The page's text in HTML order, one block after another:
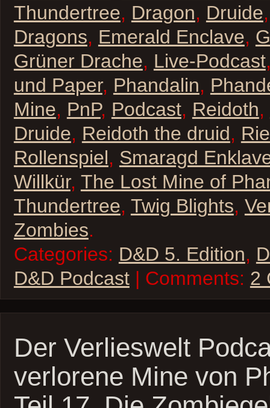
Thundertree, Dragon, Druide
Dragons, Emerald Enclave,
Grüner Drache, Live-Podcast
und Paper, Phandalin,
Mine, PnP, Podcast, Reidoth,
Druide, Reidoth the druid,
Rollenspiel, Smaragd
Willkür, The Lost Mine of
Thundertree, Twig Blights,
Zombies.
Categories: D&D 5. Edition,
D&D Podcast| Comments: 2
Der Verlieswelt
verlorene Mine von